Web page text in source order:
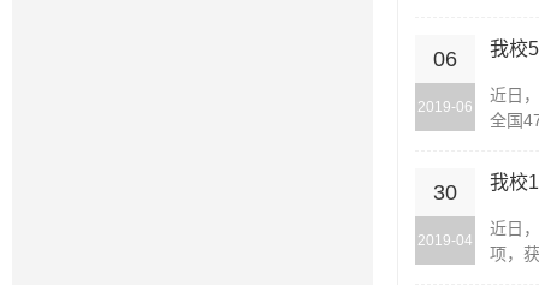
06
2019-06
我校
近日
全国
30
2019-04
我校
近日
项，